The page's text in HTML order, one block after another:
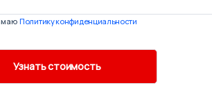
Политику конфиденциальности